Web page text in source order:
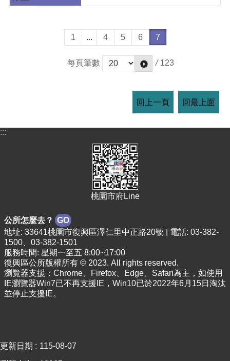
1 ... 4 5 6 7
每頁筆數 / 123
回上一頁 回最上面
:::
桃園市府Line
公所怎麼去？ GO
地址: 33641桃園市復興區澤仁里中正路20號 | 電話: 03-382-
1500、03-382-1501
服務時間: 星期一至五 8:00~17:00
復興區公所版權所有 © 2023. All rights reserved.
瀏覽器支援：Chrome、Firefox、Edge、Safari為主，如使用
IE瀏覽器Win7已不再支援IE，Win10已於2022年6月15日淘汰
並停止支援IE。
更新日期 115-08-07